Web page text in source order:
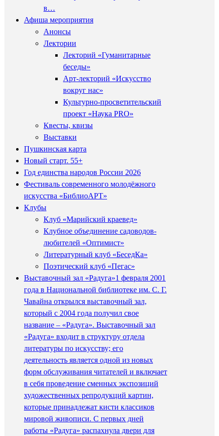
в…
Афиша мероприятия
Анонсы
Лектории
Лекторий «Гуманитарные
беседы»
Арт-лекторий «Искусство
вокруг нас»
Культурно-просветительский
проект «Наука PRO»
Квесты, квизы
Выставки
Пушкинская карта
Новый старт. 55+
Год единства народов России 2026
Фестиваль современного молодёжного
искусства «БиблиоАРТ»
Клубы
Клуб «Марийский краевед»
Клубное объединение садоводов-
любителей «Оптимист»
Литературный клуб «БеседКа»
Поэтический клуб «Пегас»
Выставочный зал «Радуга»1 февраля 2001
года в Национальной библиотеке им. С. Г.
Чавайна открылся выставочный зал,
который с 2004 года получил свое
название – «Радуга». Выставочный зал
«Радуга» входит в структуру отдела
литературы по искусству; его
деятельность является одной из новых
форм обслуживания читателей и включает
в себя проведение сменных экспозиций
художественных репродукций картин,
которые принадлежат кисти классиков
мировой живописи. С первых дней
работы «Радуга» распахнула двери для